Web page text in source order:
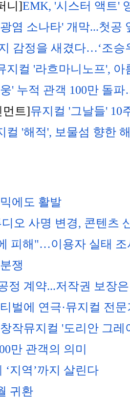
니]EMK, '시스터 액트'
염 소나타' 개막...첫공
감정을 새겼다…‘조승
지컬 '라흐마니노프',
' 누적 관객 100만 돌
먼트]뮤지컬 '그날들' 10
컬 '해적', 보물섬 향한
에도 활발
오 사명 변경, 콘텐츠
피해"…이용자 실태 조
쟁
정 계약...저작권 보장은
벌에 연극·뮤지컬 전문
작뮤지컬 '도리안 그레
만 관객의 의미
지역’까지 살린다
귀환